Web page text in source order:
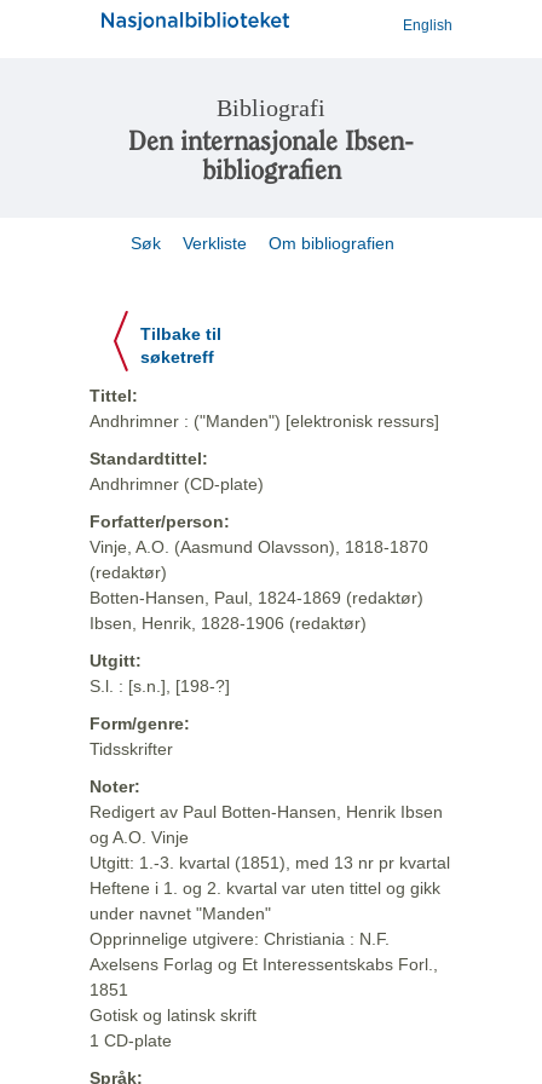
English
Bibliografi
Den internasjonale Ibsen-
bibliografien
Søk Verkliste Om bibliografien
Tilbake til
søketreff
Tittel:
Andhrimner : ("Manden") [elektronisk ressurs]
Standardtittel:
Andhrimner (CD-plate)
Forfatter/person:
Vinje, A.O. (Aasmund Olavsson), 1818-1870
(redaktør)
Botten-Hansen, Paul, 1824-1869 (redaktør)
Ibsen, Henrik, 1828-1906 (redaktør)
Utgitt:
S.l. : [s.n.], [198-?]
Form/genre:
Tidsskrifter
Noter:
Redigert av Paul Botten-Hansen, Henrik Ibsen
og A.O. Vinje
Utgitt: 1.-3. kvartal (1851), med 13 nr pr kvartal
Heftene i 1. og 2. kvartal var uten tittel og gikk
under navnet "Manden"
Opprinnelige utgivere: Christiania : N.F.
Axelsens Forlag og Et Interessentskabs Forl.,
1851
Gotisk og latinsk skrift
1 CD-plate
Språk: